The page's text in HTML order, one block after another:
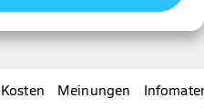
Kosten Meinungen